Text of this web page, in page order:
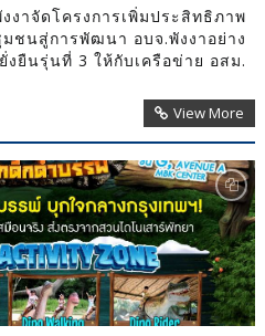
าจัดโครงการเพิ่มประสิทธิภาพ
ชนสู่การพัฒนา อบจ.พังงาอย่าง
ยั่งยืนรุ่นที่ 3 ให้กับเครือข่าย อสม.
View More